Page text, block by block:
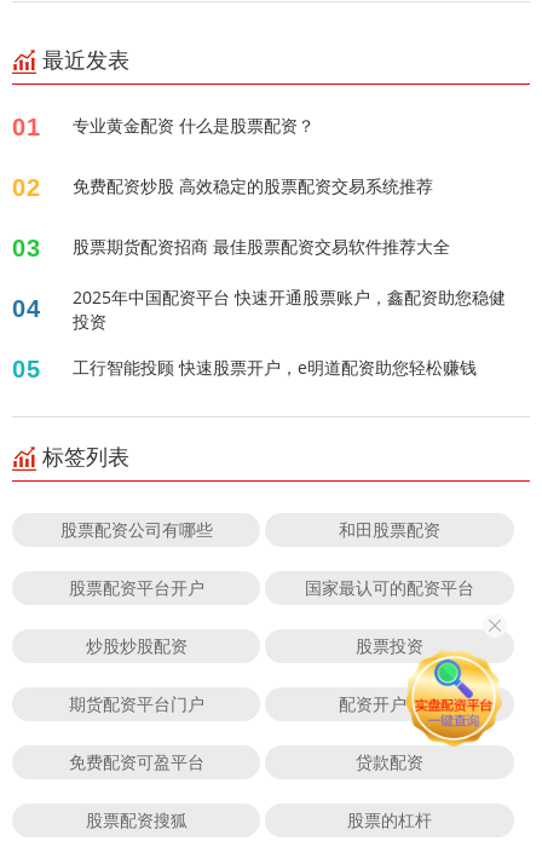
最近发表
01 专业黄金配资 什么是股票配资？
02 免费配资炒股 高效稳定的股票配资交易系统推荐
03 股票期货配资招商 最佳股票配资交易软件推荐大全
04
2025年中国配资平台 快速开通股票账户，鑫配资助您稳健
投资
05 工行智能投顾 快速股票开户，e明道配资助您轻松赚钱
标签列表
股票配资公司有哪些 和田股票配资
股票配资平台开户 国家最认可的配资平台
炒股炒股配资 股票投资
期货配资平台门户 配资开户平台
免费配资可盈平台 贷款配资
股票配资搜狐 股票的杠杆